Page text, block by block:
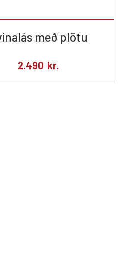
með plötu
2.490 kr.